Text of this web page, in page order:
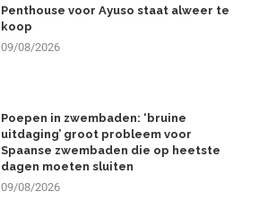
Penthouse voor Ayuso staat alweer te
koop
09/08/2026
Poepen in zwembaden: ‘bruine
uitdaging’ groot probleem voor
Spaanse zwembaden die op heetste
dagen moeten sluiten
09/08/2026